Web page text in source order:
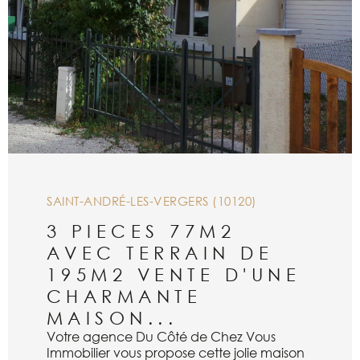
SAINT-ANDRÉ-LES-VERGERS (10120)
3 PIECES 77M2
AVEC TERRAIN DE
195M2 VENTE D'UNE
CHARMANTE
MAISON...
Votre agence Du Côté de Chez Vous
Immobilier vous propose cette jolie maison